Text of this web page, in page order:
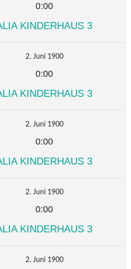
0:00
KINDERHAUS 3
2. Juni 1900
0:00
KINDERHAUS 3
2. Juni 1900
0:00
KINDERHAUS 3
2. Juni 1900
0:00
KINDERHAUS 3
2. Juni 1900